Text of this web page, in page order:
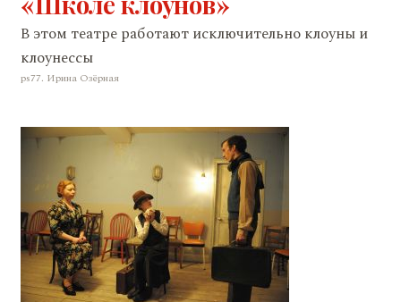
В этом театре работают исключительно клоуны и
клоунессы
ps77. Ирина Озёрная